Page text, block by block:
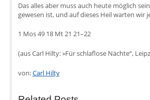
Das alles aber muss auch heute möglich
gewesen ist, und auf dieses Heil warten wir
1 Mos 49 18 Mt 21 21–22
(aus Carl Hilty: »Für schlaflose Nächte“,
von:Carl Hilty